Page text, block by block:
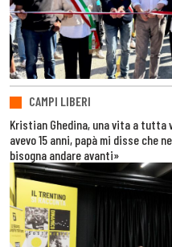
CAMPI LIBERI
Kristian Ghedina, una vita a tutta
avevo 15 anni, papà mi disse che
bisogna andare avanti»